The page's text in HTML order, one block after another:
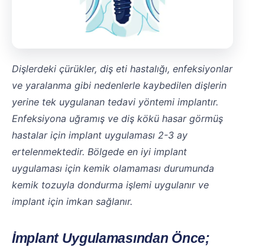
Dişlerdeki çürükler, diş eti hastalığı, enfeksiyonlar
ve yaralanma gibi nedenlerle kaybedilen dişlerin
yerine tek uygulanan tedavi yöntemi implantır.
Enfeksiyona uğramış ve diş kökü hasar görmüş
hastalar için implant uygulaması 2-3 ay
ertelenmektedir. Bölgede en iyi implant
uygulaması için kemik olamaması durumunda
kemik tozuyla dondurma işlemi uygulanır ve
implant için imkan sağlanır.
İmplant Uygulamasından Önce;